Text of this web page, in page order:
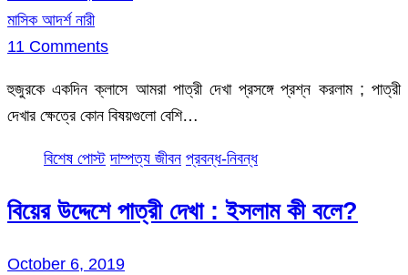
মাসিক আদর্শ নারী
11 Comments
হুজুরকে একদিন ক্লাসে আমরা পাত্রী দেখা প্রসঙ্গে প্রশ্ন করলাম ; পাত্রী
দেখার ক্ষেত্রে কোন বিষয়গুলো বেশি…
বিশেষ পোস্ট দাম্পত্য জীবন প্রবন্ধ-নিবন্ধ
বিয়ের উদ্দেশে পাত্রী দেখা : ইসলাম কী বলে?
October 6, 2019